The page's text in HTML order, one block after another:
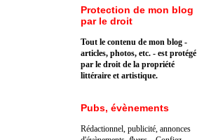
Protection de mon blog
par le droit
Tout le contenu de mon blog -
articles, photos, etc. - est protégé
par le droit de la propriété
littéraire et artistique.
Pubs, évènements
Rédactionnel, publicité, annonces